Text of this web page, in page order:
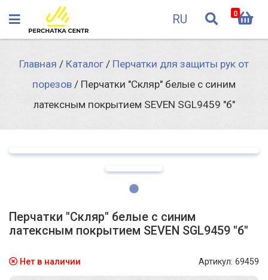
RU 0
Главная / Каталог / Перчатки для защиты рук от
порезов / Перчатки "Скляр" белые с синим
латексным покрытием SEVEN SGL9459 "б"
Перчатки "Скляр" белые с синим
латексным покрытием SEVEN SGL9459 "б"
Нет в наличии Артикул: 69459